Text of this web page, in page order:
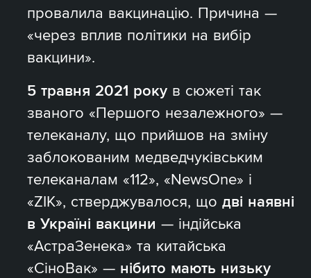
провалила вакцинацію. Причина —
«через вплив політики на вибір
вакцини».
5 травня 2021 рокув сюжеті так
званого «Першого незалежного» —
телеканалу, що прийшов на зміну
заблокованим медведчуківським
телеканалам «112», «NewsOne» і
«ZIK», стверджувалося, що дві наявні
в Україні вакцини — індійська
«АстраЗенека» та китайська
«СіноВак» — нібито мають низьку